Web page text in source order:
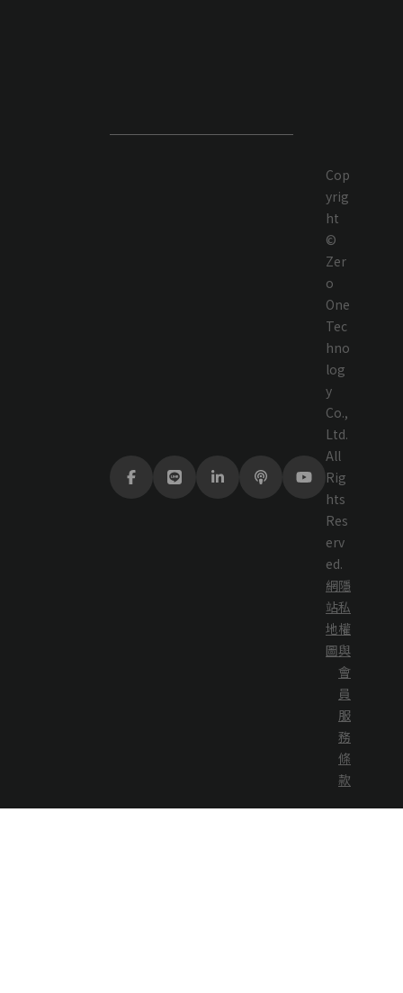
Cop
yrig
ht
©
Zer
o
One
Tec
hno
log
y
Co.,
Ltd.
All
Rig
hts
Res
erv
ed.
網
站
地
圖
隱
私
權
與
會
員
服
務
條
款